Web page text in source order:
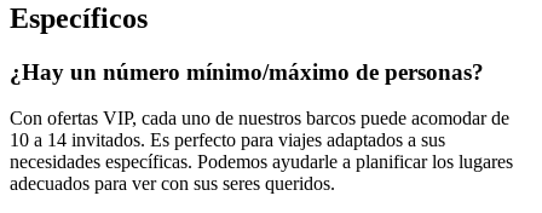
Específicos
¿Hay un número mínimo/máximo de personas?
Con ofertas VIP, cada uno de nuestros barcos puede acomodar de
10 a 14 invitados. Es perfecto para viajes adaptados a sus
necesidades específicas. Podemos ayudarle a planificar los lugares
adecuados para ver con sus seres queridos.